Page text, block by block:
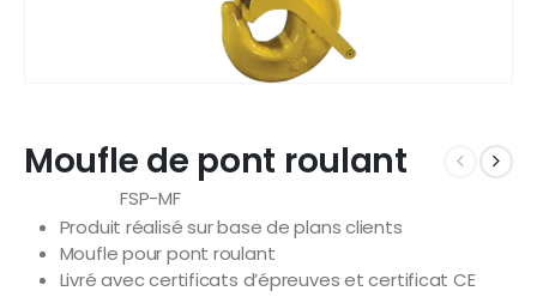
Moufle de pont roulant
FSP-MF
Produit réalisé sur base de plans clients
Moufle pour pont roulant
Livré avec certificats d’épreuves et certificat CE